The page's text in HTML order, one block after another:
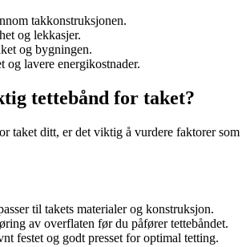
takkonstruksjonen.
og lekkasjer.
og bygningen.
og lavere energikostnader.
tettebånd for taket?
taket ditt, er det viktig å vurdere faktorer
til takets materialer og konstruksjon.
av overflaten før du påfører tettebåndet.
festet og godt presset for optimal tetting.